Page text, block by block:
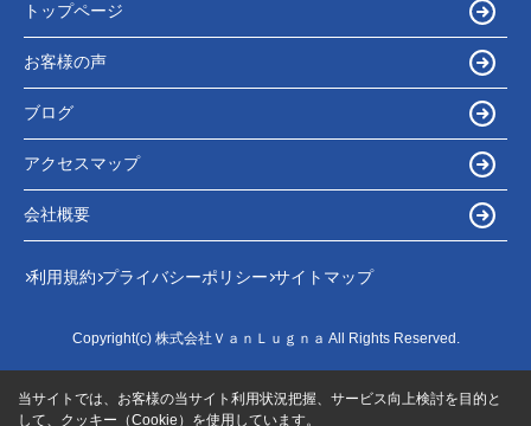
トップページ
お客様の声
ブログ
アクセスマップ
会社概要
利用規約 プライバシーポリシー サイトマップ
Copyright(c) 株式会社ＶａｎＬｕｇｎａ All Rights Reserved.
当サイトでは、お客様の当サイト利用状況把握、サービス向上検討を目的と
して、クッキー（Cookie）を使用しています。